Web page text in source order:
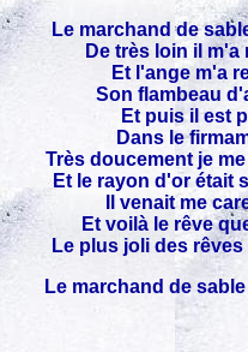
Le marchand de
De très loin il m'a
Et l'ange m'a
Son flambeau
Et puis il est
Dans le
Très doucement je
Et le rayon d'or était
Il venait me
Et voilà le rêve
Le plus joli des
Le marchand de